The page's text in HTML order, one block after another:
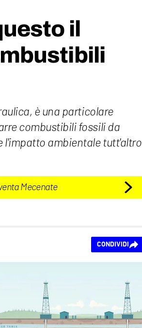
il
è una particolare
combustibili fossili da
l'impatto ambientale tutt'altro
Mecenate
CONDIVIDI